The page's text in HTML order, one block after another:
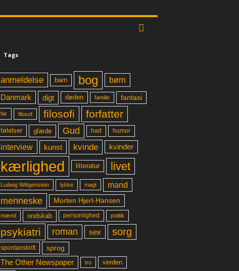
Tags
anmeldelse barn bog børn
Danmark digt døden familie fantasi
far filosof filosofi forfatter
følelser glæde Gud had humor
interview kunst kvinde kvinder
kærlighed litteratur livet
Ludwig Wittgenstein lykke magt mand
menneske Morten Hjerl-Hansen
mænd ondskab personlighed politik
psykiatri roman sex sorg
spontanskrift sprog
The Other Newspaper tro verden